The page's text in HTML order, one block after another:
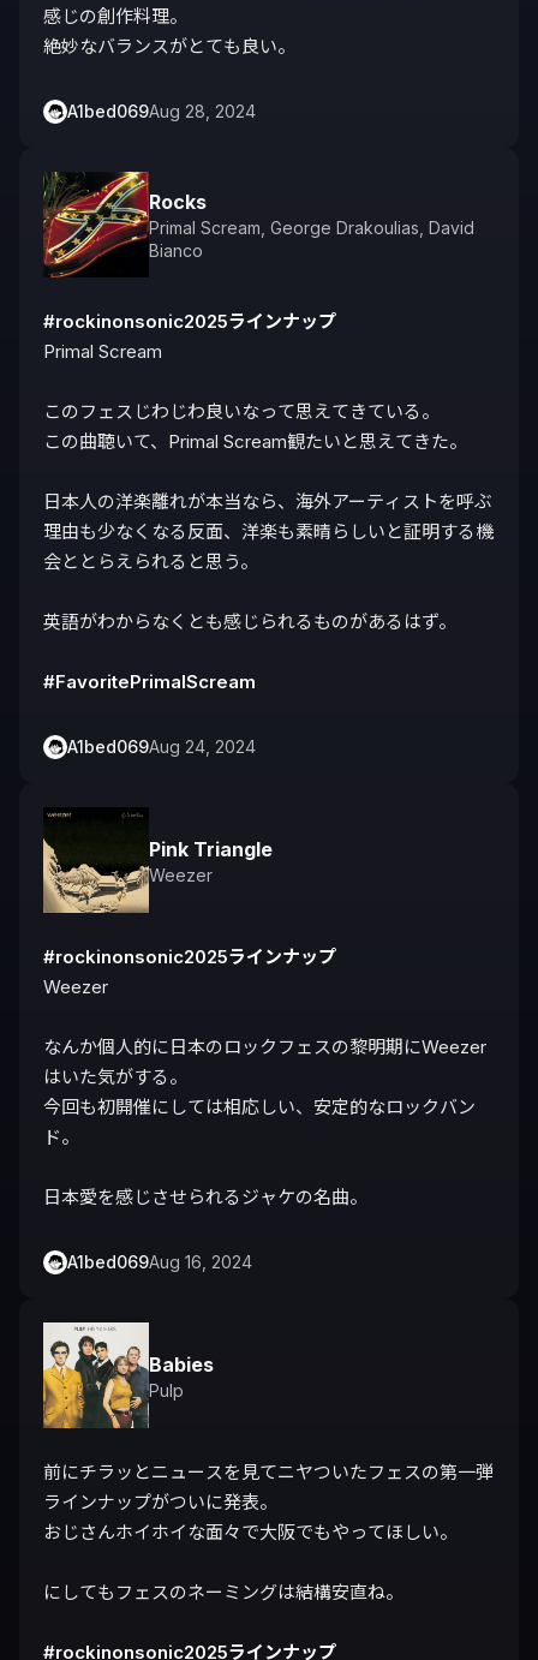
感じの創作料理。
絶妙なバランスがとても良い。
A1bed069Aug 28, 2024
Rocks
Primal Scream George Drakoulias David
Bianco
#rockinonsonic2025ラインナップ
Primal Scream
このフェスじわじわ良いなって思えてきている。
この曲聴いて、Primal Scream観たいと思えてきた。
日本人の洋楽離れが本当なら、海外アーティストを呼ぶ
理由も少なくなる反面、洋楽も素晴らしいと証明する機
会ととらえられると思う。
英語がわからなくとも感じられるものがあるはず。
#FavoritePrimalScream
A1bed069Aug 24, 2024
Pink Triangle
Weezer
#rockinonsonic2025ラインナップ
Weezer
なんか個人的に日本のロックフェスの黎明期にWeezer
はいた気がする。
今回も初開催にしては相応しい、安定的なロックバン
ド。
日本愛を感じさせられるジャケの名曲。
A1bed069Aug 16, 2024
Babies
Pulp
前にチラッとニュースを見てニヤついたフェスの第一弾
ラインナップがついに発表。
おじさんホイホイな面々で大阪でもやってほしい。
にしてもフェスのネーミングは結構安直ね。
#rockinonsonic2025ラインナップ